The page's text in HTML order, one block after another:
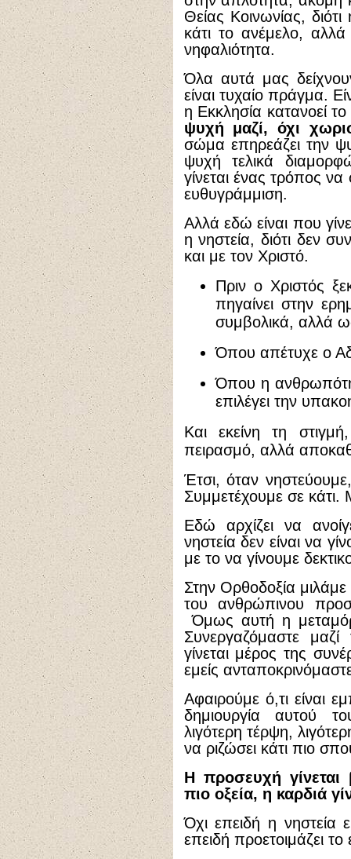
Θείας Κοινωνίας,
κάτι το ανέμελο,
νηφαλιότητα.
Όλα αυτά μας
είναι τυχαίο πράγμα.
η Εκκλησία κατανοεί
ψυχή μαζί, όχι
σώμα επηρεάζει την
ψυχή τελικά
γίνεται ένας τρόπος
ευθυγράμμιση.
Αλλά εδώ είναι που
η νηστεία, διότι δεν
και με τον Χριστό.
Πριν ο Χριστός
πηγαίνει στην
συμβολικά, αλλά
Όπου απέτυχε ο
Όπου η
επιλέγει την
Και εκείνη τη
πειρασμό, αλλά
Έτσι, όταν
Συμμετέχουμε σε
Εδώ αρχίζει να
νηστεία δεν είναι να
με το να γίνουμε
Στην Ορθοδοξία
του ανθρώπινου
Όμως αυτή η
Συνεργαζόμαστε
γίνεται μέρος της
εμείς
Αφαιρούμε ό,τι είναι
δημιουργία αυτού
λιγότερη τέρψη,
να ριζώσει κάτι πιο
Η προσευχή γίνεται
πιο οξεία, η καρδιά
Όχι επειδή η νηστεία
επειδή προετοιμάζει